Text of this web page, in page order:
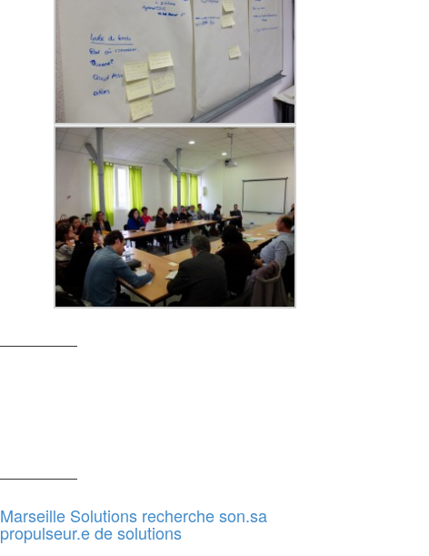
Marseille Solutions recherche son.sa
propulseur.e de solutions